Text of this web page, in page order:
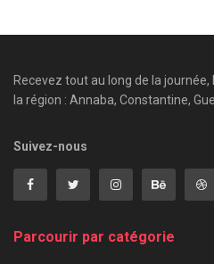
Recevez tout au long de la
la région : Annaba, Constantine,
Suivez-nous
Parcourir par catégorie